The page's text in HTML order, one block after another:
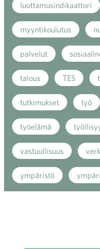
luottamusindikaattori
myyntikoulutus
palvelut
talous TES
tutkimukset työ
työelämä
vastuullisuus
ympäristö